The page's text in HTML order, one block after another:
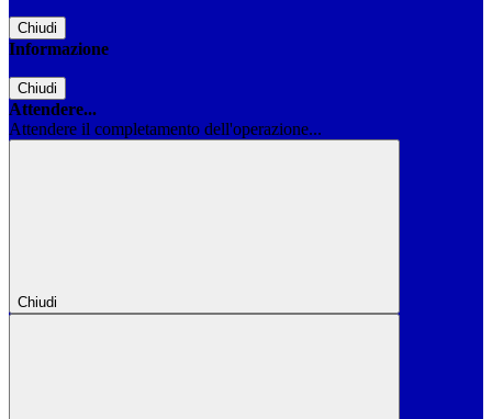
Chiudi
Informazione
Chiudi
Attendere...
Attendere il completamento dell'operazione...
Chiudi